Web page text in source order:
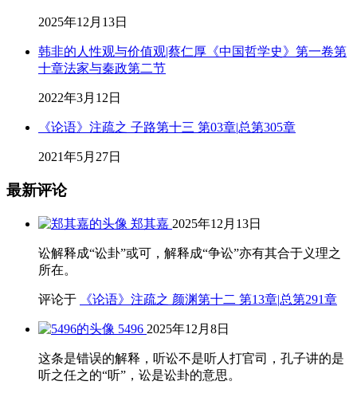
2025年12月13日
韩非的人性观与价值观|蔡仁厚《中国哲学史》第一卷第
十章法家与秦政第二节
2022年3月12日
《论语》注疏之 子路第十三 第03章|总第305章
2021年5月27日
最新评论
郑其嘉 2025年12月13日
讼解释成“讼卦”或可，解释成“争讼”亦有其合于义理之
所在。
评论于 《论语》注疏之 颜渊第十二 第13章|总第291章
5496 2025年12月8日
这条是错误的解释，听讼不是听人打官司，孔子讲的是
听之任之的“听”，讼是讼卦的意思。